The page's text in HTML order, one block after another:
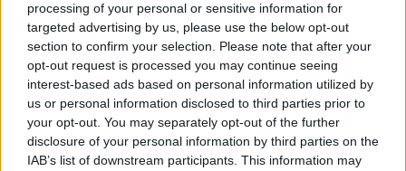
processing of your personal or sensitive information for
targeted advertising by us, please use the below opt-out
section to confirm your selection. Please note that after your
opt-out request is processed you may continue seeing
interest-based ads based on personal information utilized by
us or personal information disclosed to third parties prior to
your opt-out. You may separately opt-out of the further
disclosure of your personal information by third parties on the
IAB’s list of downstream participants. This information may
ZDJĘĆ
TESTY
Skoda Octavia Scout
2.0 TDI DSG 4x4
Maciej Kuchno
3 ZDJĘĆ
NOWOŚCI I PREMIERY
Gama Skody
wzbogacona o
odświeżoną Octavię
Scout
Krzysztof Grabek